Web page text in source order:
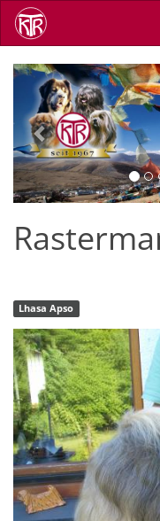
Direkt
zum
Inhalt
Previous
Lhasa Apso